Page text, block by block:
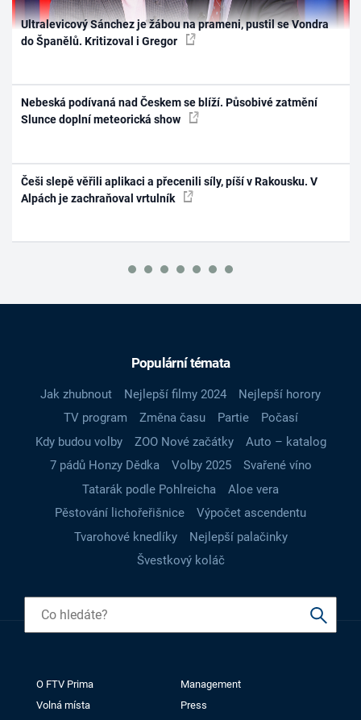
Ultralevicový Sánchez je žábou na prameni, pustil se Vondra
do Španělů. Kritizoval i Gregor
Nebeská podívaná nad Českem se blíží. Působivé zatmění
Slunce doplní meteorická show
Češi slepě věřili aplikaci a přecenili síly, píší v Rakousku. V
Alpách je zachraňoval vrtulník
Populární témata
Jak zhubnout Nejlepší filmy 2024
Nejlepší horory
TV program
Změna času Partie
Počasí
Kdy budou volby
ZOO Nové začátky
Auto – katalog
7 pádů Honzy Dědka
Volby 2025
Svařené víno
Tatarák podle Pohlreicha
Aloe vera
Pěstování lichořeřišnice
Výpočet ascendentu
Tvarohové knedlíky
Nejlepší palačinky
Švestkový koláč
O FTV Prima
Management
Volná místa
Press